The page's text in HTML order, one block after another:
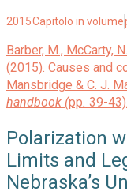
2015Capitolo in volume
Barber, M., McCarty,
(2015). Causes and
Mansbridge & C. J.
handbook (pp. 39-43).
Polarization
Limits and
Nebraska’s